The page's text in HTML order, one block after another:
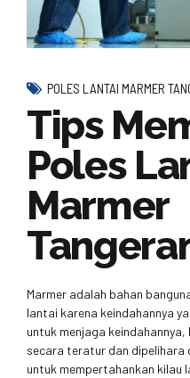
POLES LANTAI MARMER
Tips
Poles
Marmer
Marmer adalah bahan
lantai karena keindahannya
untuk menjaga
secara teratur dan dipelihara
untuk mempertahankan kilau